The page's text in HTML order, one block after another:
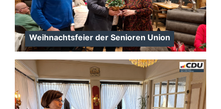
Weihnachtsfeier der Senioren Union